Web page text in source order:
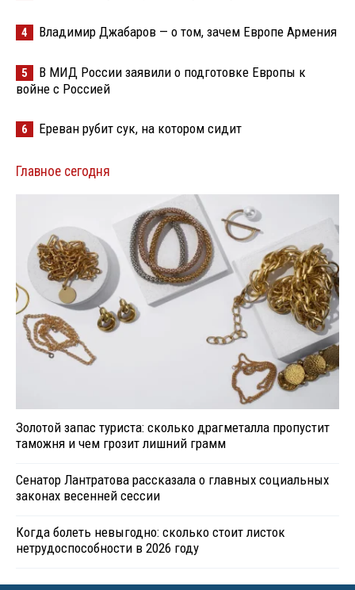
4 Владимир Джабаров — о том, зачем Европе Армения
5
В МИД России заявили о подготовке Европы к
войне с Россией
6 Ереван рубит сук, на котором сидит
Главное сегодня
Золотой запас туриста: сколько драгметалла пропустит
таможня и чем грозит лишний грамм
Сенатор Лантратова рассказала о главных социальных
законах весенней сессии
Когда болеть невыгодно: сколько стоит листок
нетрудоспособности в 2026 году